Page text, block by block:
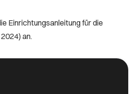
Einrichtungsanleitung für die
an.